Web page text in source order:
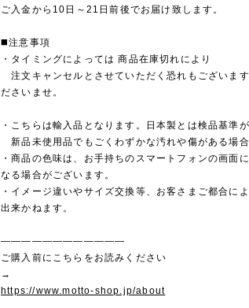
ご入金から10日～21日前後でお届け致します。
◼️注意事項
・タイミングによっては 商品在庫切れにより
注文キャンセルとさせていただく恐れもございます
ださいませ。
・こちらは輸入品となります。日本製とは検品基準が
新品未使用品でもごくわずかな汚れや傷がある場合
・商品の色味は、お手持ちのスマートフォンの画面
なる場合がございます。
・イメージ違いやサイズ交換等、お客さまご都合に
出来かねます。
————————————
ご購入前にこちらをお読みください
→
https://www.motto-shop.jp/about